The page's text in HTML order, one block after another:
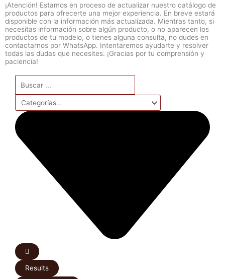
¡Atención! Estamos en proceso de actualizar nuestro catálogo de
productos para ofrecerte una mejor experiencia. En breve estará
disponible con la información más actualizada. Mientras tanto, si
necesitas información sobre algún producto, o no aparecen los
productos de tu modelo, o tienes alguna consulta, no dudes en
contactarnos por WhatsApp. Intentaremos ayudarte y resolver
todas las dudas que necesites. ¡Gracias por tu comprensión y
paciencia!
Search
...
Results